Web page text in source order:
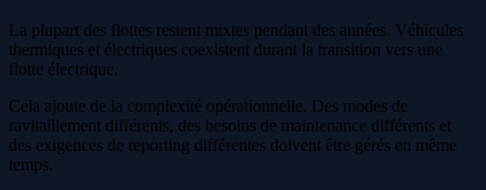
La plupart des flottes restent mixtes pendant des années. Véhicules
thermiques et électriques coexistent durant la transition vers une
flotte électrique.
Cela ajoute de la complexité opérationnelle. Des modes de
ravitaillement différents, des besoins de maintenance différents et
des exigences de reporting différentes doivent être gérés en même
temps.